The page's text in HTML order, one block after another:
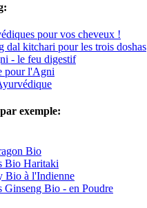
pour vos cheveux !
dal kitchari pour les trois doshas
- le feu digestif
pour l'Agni
exemple:
Bio
Bio Haritaki
Bio à l'Indienne
Ginseng Bio - en Poudre